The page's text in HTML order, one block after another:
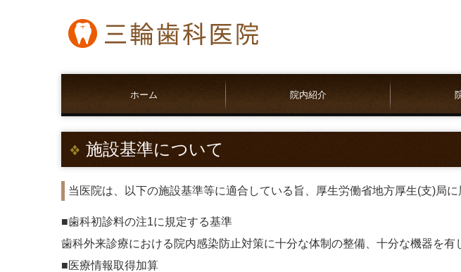
ホーム 院内紹介
施設基準について
当医院は、以下の施設基準等に適合している旨、厚生労働省地方厚生(支)局に
■歯科初診料の注1に規定する基準
歯科外来診療における院内感染防止対策に十分な体制の整備、十分な機器を
■医療情報取得加算